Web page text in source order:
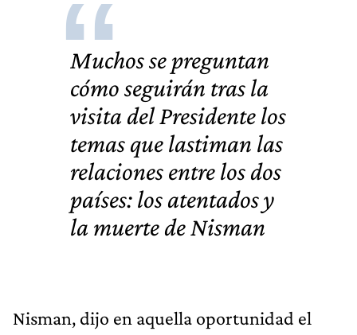
Muchos se preguntan
cómo seguirán tras la
visita del Presidente los
temas que lastiman las
relaciones entre los dos
países: los atentados y
la muerte de Nisman
Nisman, dijo en aquella oportunidad el